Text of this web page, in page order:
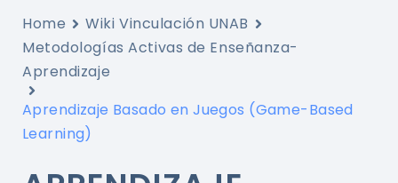
Home
Wiki Vinculación UNAB
Metodologías Activas de Enseñanza-
Aprendizaje
Aprendizaje Basado en Juegos (Game-Based
Learning)